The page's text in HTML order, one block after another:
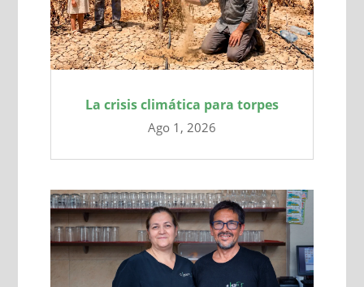
La crisis climática para torpes
Ago 1, 2026